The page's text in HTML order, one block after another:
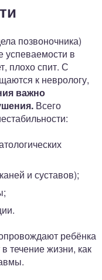
позвоночника)
успеваемости в
плохо спит. С
к неврологу,
важно
Всего
и суставов);
ребёнка
течение жизни, как